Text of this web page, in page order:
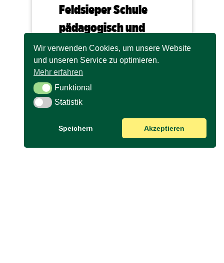
Feldsieper Schule
pädagogisch und
ökologisch
wegweisend
Im Schulausschuss wurde heute der
Beschluss zum Neubau der
Grundschule an der Feldsieper Straße
Wir verwenden Cookies, um unsere Website
und unseren Service zu optimieren.
Mehr erfahren
FunktionalFunktional
StatistikStatistik
Speichern Akzeptieren